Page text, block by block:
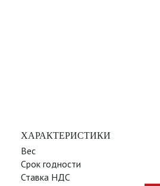
ХАРАКТЕРИСТИКИ
Вес
Срок годности
Ставка НДС